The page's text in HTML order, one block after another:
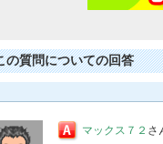
の質問についての回答
マックス７２ さ